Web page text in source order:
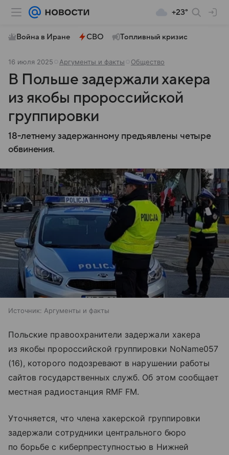
+23°
Война в Иране СВО Топливный кризис
16 июля 2025 Аргументы и факты Общество
В Польше задержали хакера
из якобы пророссийской
группировки
18-летнему задержанному предъявлены четыре
обвинения.
Источник: Аргументы и факты
Польские правоохранители задержали хакера
из якобы пророссийской группировки NoName057
(16), которого подозревают в нарушении работы
сайтов государственных служб. Об этом сообщает
местная радиостанция RMF FM.
Уточняется, что члена хакерской группировки
задержали сотрудники центрального бюро
по борьбе с киберпреступностью в Нижней